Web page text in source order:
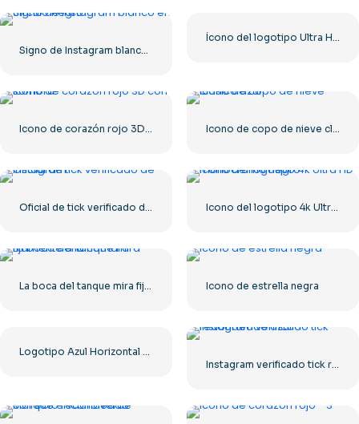
Icono del logotipo 4k Ultra HD monocromo negro
Icono de estrella negra
Instagram verificado tick redondeado azul